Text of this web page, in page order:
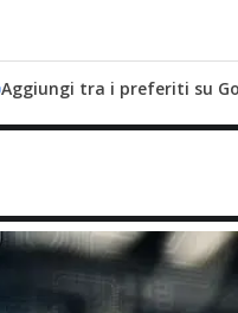
Aggiungi tra i preferiti su